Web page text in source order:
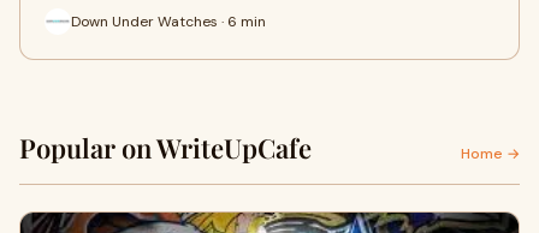
Down Under Watches · 6 min
Popular on WriteUpCafe Home →